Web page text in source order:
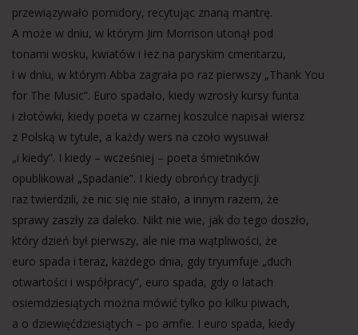
przewiązywało pomidory, recytując znaną mantrę.
A może w dniu, w którym Jim Morrison utonął pod
tonami wosku, kwiatów i łez na paryskim cmentarzu,
i w dniu, w którym Abba zagrała po raz pierwszy „Thank You
for The Music”. Euro spadało, kiedy wzrosły kursy funta
i złotówki, kiedy poeta w czarnej koszulce napisał wiersz
z Polską w tytule, a każdy wers na czoło wysuwał
„i kiedy”. I kiedy – wcześniej – poeta śmietników
opublikował „Spadanie”. I kiedy obrońcy tradycji
raz twierdzili, że nic się nie stało, a innym razem, że
sprawy zaszły za daleko. Nikt nie wie, jak do tego doszło,
który dzień był pierwszy, ale nie ma wątpliwości, że
euro spada i teraz, każdego dnia, gdy tryumfuje „duch
otwartości i współpracy”, euro spada, gdy o latach
osiemdziesiątych można mówić tylko po kilku piwach,
a o dziewięćdziesiątych – po amfie. I euro spada, kiedy